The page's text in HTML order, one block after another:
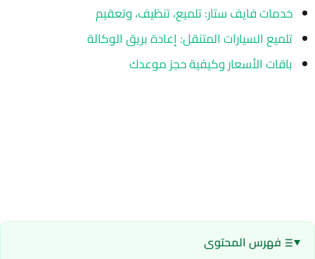
خدمات فايف ستار: تلميع، تنظيف، وتعقيم
تلميع السيارات المتنقل: إعادة بريق الوكالة
باقات الأسعار وكيفية حجز موعدك
فهرس المحتوى